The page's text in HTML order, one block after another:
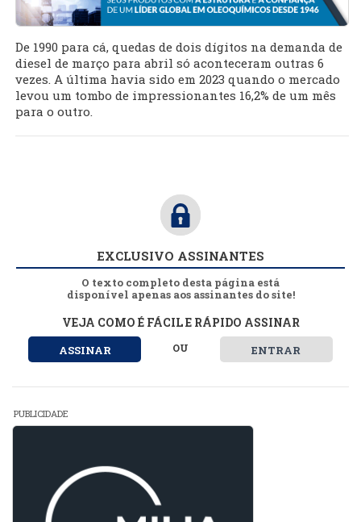
De 1990 para cá, quedas de dois dígitos na demanda de
diesel de março para abril só aconteceram outras 6
vezes. A última havia sido em 2023 quando o mercado
levou um tombo de impressionantes 16,2% de um mês
para o outro.
EXCLUSIVO ASSINANTES
O texto completo desta página está
disponível apenas aos assinantes do site!
VEJA COMO É FÁCIL E RÁPIDO ASSINAR
ASSINAR OU ENTRAR
PUBLICIDADE